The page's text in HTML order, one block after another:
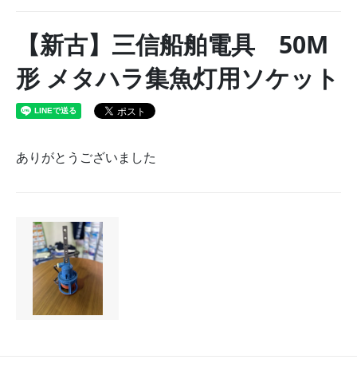
【新古】三信船舶電具 50M
形 メタハラ集魚灯用ソケット
ありがとうございました